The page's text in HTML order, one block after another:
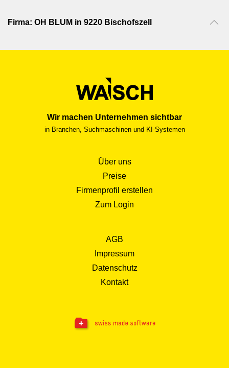
Firma: OH BLUM in 9220 Bischofszell
Wir machen Unternehmen sichtbar
in Branchen, Suchmaschinen und KI-Systemen
Über uns
Preise
Firmenprofil erstellen
Zum Login
AGB
Impressum
Datenschutz
Kontakt